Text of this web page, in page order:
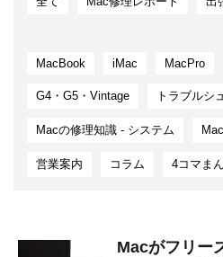
MacBook iMac MacPro
G4・G5・Vintage トラブルシ
Macの修理知識 - システム
営業案内 コラム 4コマま
Macがフリー